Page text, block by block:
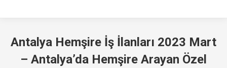
Antalya Hemşire İş İlanları 2023 Mart
– Antalya’da Hemşire Arayan Özel